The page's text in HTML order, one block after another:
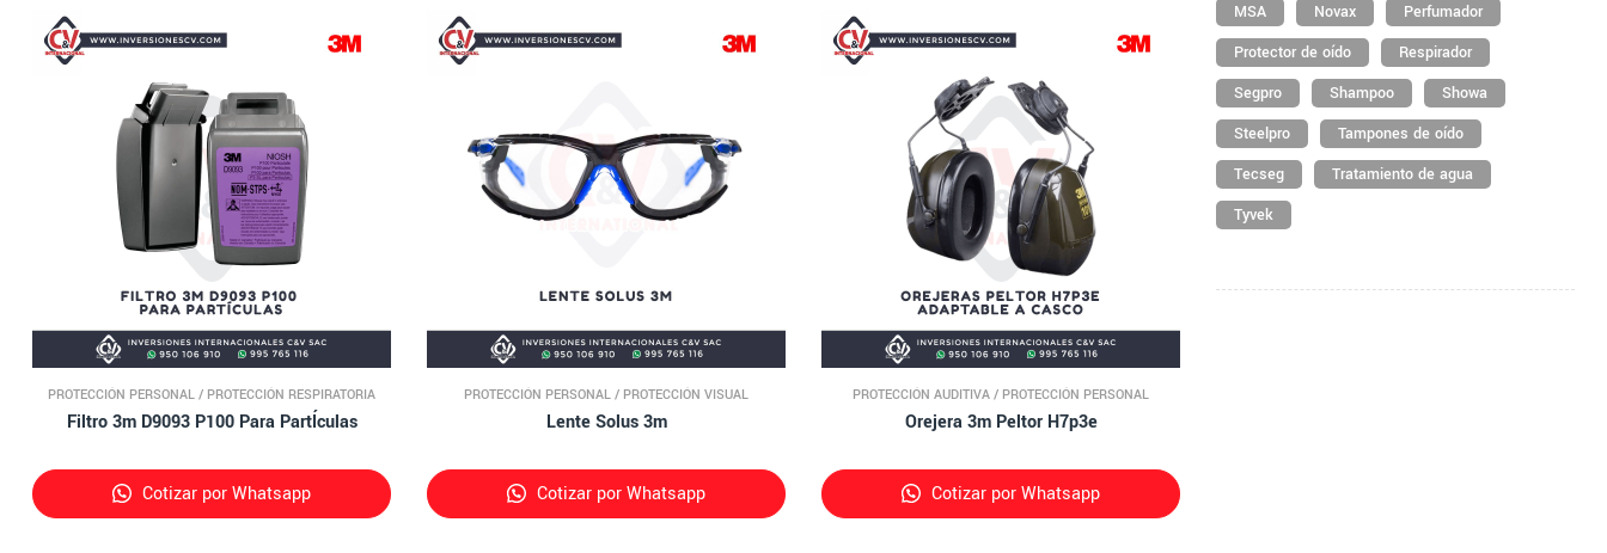
PROTECCIÓN PERSONAL / PROTECCIÓN RESPIRATORIA
Filtro 3m D9093 P100 Para PartÍculas
Cotizar por Whatsapp
PROTECCIÓN PERSONAL / PROTECCIÓN VISUAL
Lente Solus 3m
Cotizar por Whatsapp
PROTECCIÓN AUDITIVA / PROTECCIÓN PERSONAL
Orejera 3m Peltor H7p3e
Cotizar por Whatsapp
MSA
Novax
Perfumador
Protector de oído
Respirador
Segpro
Shampoo
Showa
Steelpro
Tampones de oído
Tecseg
Tratamiento de agua
Tyvek